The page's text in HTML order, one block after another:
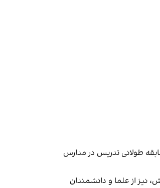
طولانی تدریس در مدارس
نیز از علما و دانشمندان